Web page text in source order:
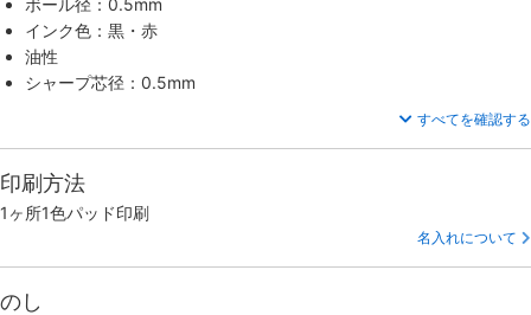
インク色：黒・赤
油性
シャープ芯径：0.5mm
すべてを確認する
印刷方法
1ヶ所1色パッド印刷
名入れについて
のし